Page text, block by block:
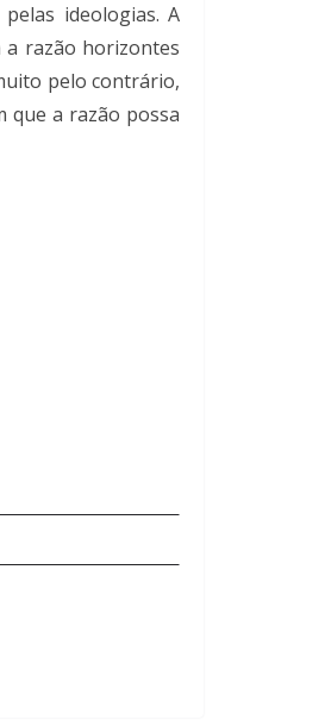
ideologias. A
a razão horizontes
pelo contrário,
que a razão possa